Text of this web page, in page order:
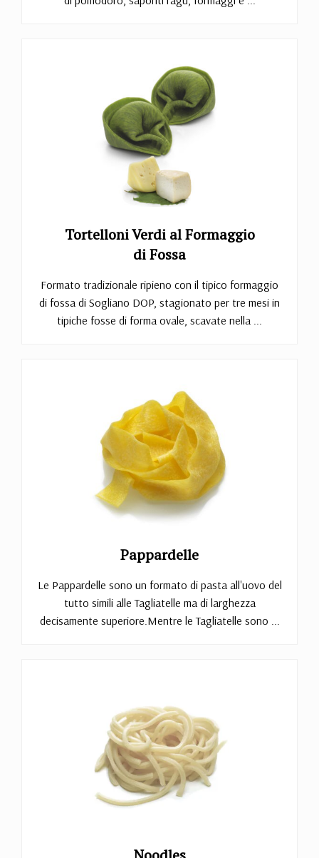
Tortelloni Verdi al Formaggio
di Fossa
Formato tradizionale ripieno con il tipico formaggio
di fossa di Sogliano DOP, stagionato per tre mesi in
tipiche fosse di forma ovale, scavate nella ...
Pappardelle
Le Pappardelle sono un formato di pasta all'uovo del
tutto simili alle Tagliatelle ma di larghezza
decisamente superiore.Mentre le Tagliatelle sono ...